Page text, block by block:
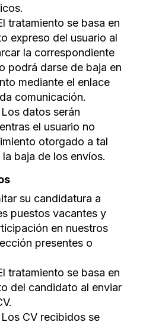
tratamiento se basa en
expreso del usuario al
la correspondiente
podrá darse de baja en
mediante el enlace
comunicación.
Los datos serán
el usuario no
otorgado a tal
baja de los envíos.
su candidatura a
puestos vacantes y
en nuestros
presentes o
tratamiento se basa en
del candidato al enviar
Los CV recibidos se